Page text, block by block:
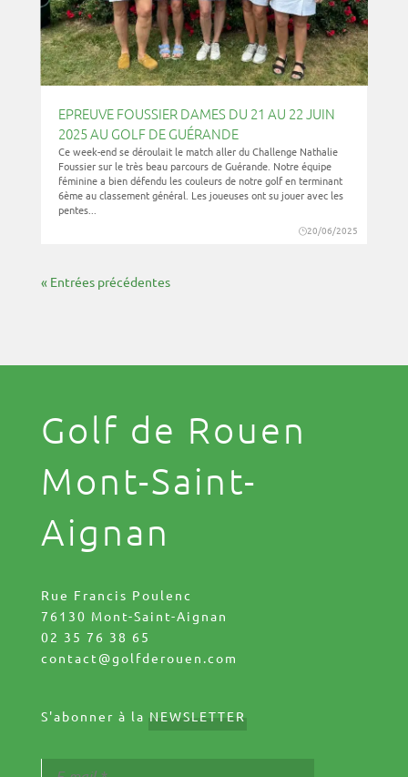
EPREUVE FOUSSIER DAMES DU 21 AU 22 JUIN
2025 AU GOLF DE GUÉRANDE
20/06/2025
Ce week-end se déroulait le match aller du Challenge Nathalie
Foussier sur le très beau parcours de Guérande. Notre équipe
féminine a bien défendu les couleurs de notre golf en terminant
6ème au classement général. Les joueuses ont su jouer avec les
pentes...
« Entrées précédentes
Golf de Rouen
Mont-Saint-
Aignan
Rue Francis Poulenc
76130 Mont-Saint-Aignan
02 35 76 38 65
contact@golfderouen.com
S'abonner à la NEWSLETTER